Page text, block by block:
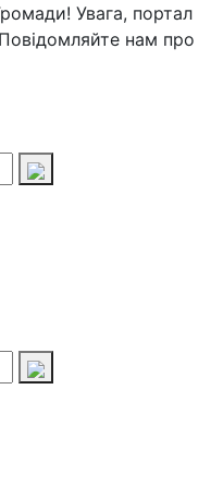
Увага, портал
нам про